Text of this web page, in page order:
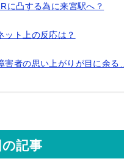
に凸する為に来宮駅へ？
ット上の反応は？
害者の思い上がりが目に余る…
記事